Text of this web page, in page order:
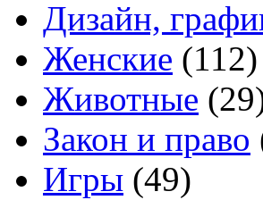
Дизайн,
Женские (112)
Животные
Закон и право
Игры (49)